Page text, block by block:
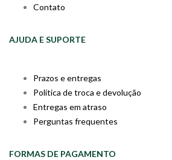
Contato
AJUDA E SUPORTE
Prazos e entregas
Política de troca e devolução
Entregas em atraso
Perguntas frequentes
FORMAS DE PAGAMENTO